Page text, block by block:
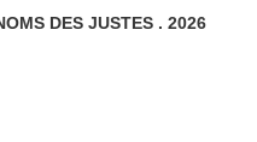
ALFRED DREYFUS . MACRON . NOMS DES JUSTES . 2026